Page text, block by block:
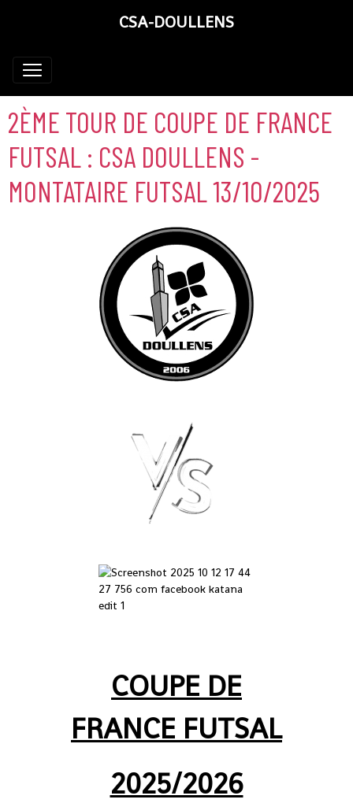
CSA-DOULLENS
2ÈME TOUR DE COUPE DE FRANCE
FUTSAL : CSA DOULLENS -
MONTATAIRE FUTSAL 13/10/2025
COUPE DE
FRANCE FUTSAL
2025/2026